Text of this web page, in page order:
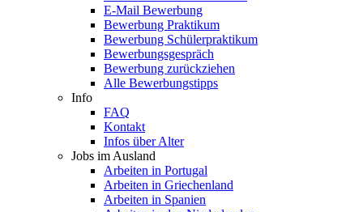
E-Mail Bewerbung
Bewerbung Praktikum
Bewerbung Schülerpraktikum
Bewerbungsgespräch
Bewerbung zurückziehen
Alle Bewerbungstipps
Info
FAQ
Kontakt
Infos über Alter
Jobs im Ausland
Arbeiten in Portugal
Arbeiten in Griechenland
Arbeiten in Spanien